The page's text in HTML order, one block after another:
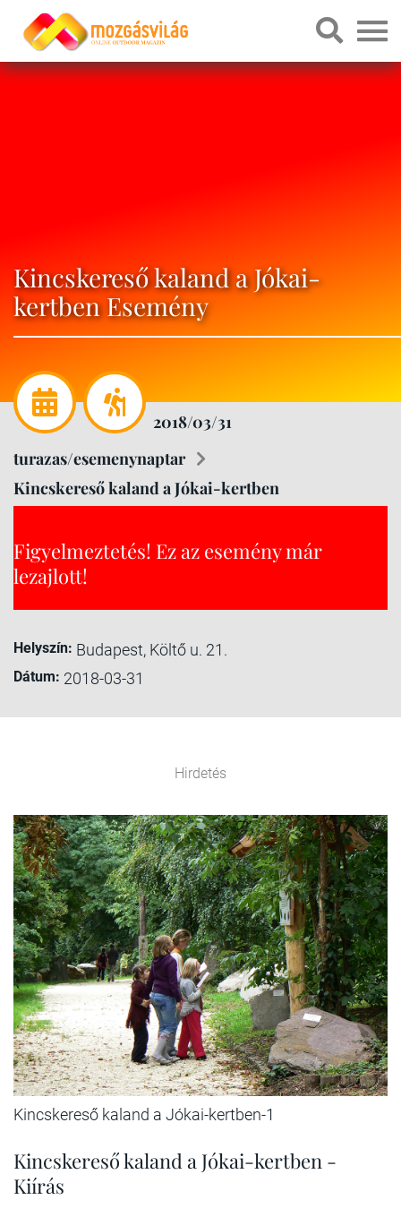
Kincskereső kaland a Jókai-
kertben Esemény
2018/03/31
turazas/esemenynaptar
Kincskereső kaland a Jókai-kertben
Figyelmeztetés! Ez az esemény már
lezajlott!
Helyszín: Budapest, Költő u. 21.
Dátum: 2018-03-31
Hirdetés
Kincskereső kaland a Jókai-kertben-1
Kincskereső kaland a Jókai-kertben -
Kiírás